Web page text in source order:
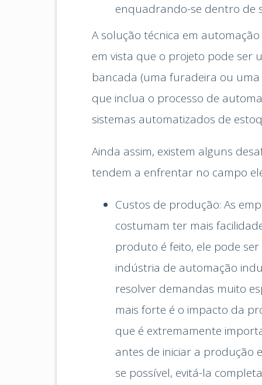
enquadrando-se dentro de
A solução técnica em
em vista que o projeto pode ser
bancada (uma furadeira ou
que inclua o processo de
sistemas automatizados de
Ainda assim, existem alguns
tendem a enfrentar no campo
Custos de produção: As
costumam ter mais
produto é feito, ele pode
indústria de automação
resolver demandas muito
mais forte é o impacto da
que é extremamente
antes de iniciar a produção
se possível, evitá-la